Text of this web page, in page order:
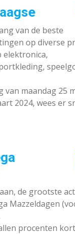
van de beste
op diverse
elektronica,
van maandag 25
2024, wees er
de grootste
Mazzeldagen
procenten